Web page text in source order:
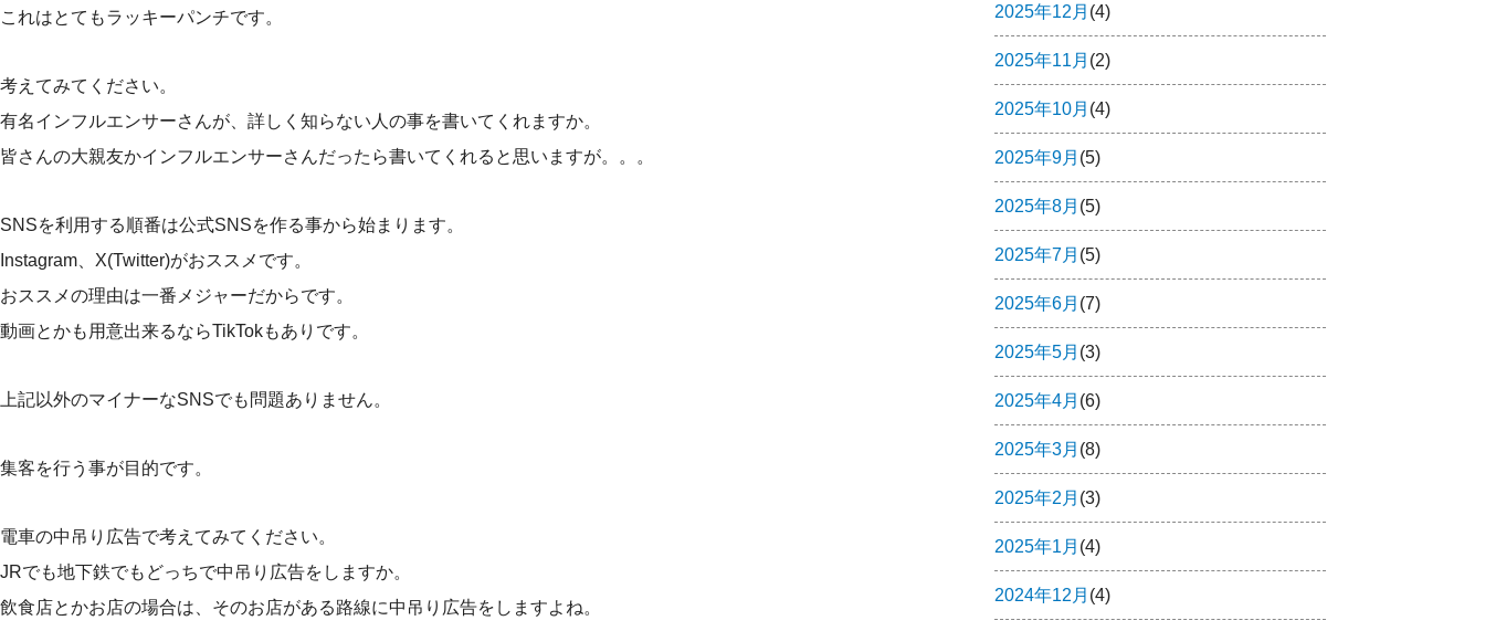
これはとてもラッキーパンチです。
考えてみてください。
有名インフルエンサーさんが、詳しく知らない人の事を書いてくれますか。
皆さんの大親友かインフルエンサーさんだったら書いてくれると思いますが。。。
SNSを利用する順番は公式SNSを作る事から始まります。
Instagram、X(Twitter)がおススメです。
おススメの理由は一番メジャーだからです。
動画とかも用意出来るならTikTokもありです。
上記以外のマイナーなSNSでも問題ありません。
集客を行う事が目的です。
電車の中吊り広告で考えてみてください。
JRでも地下鉄でもどっちで中吊り広告をしますか。
飲食店とかお店の場合は、そのお店がある路線に中吊り広告をしますよね。
2025年12月 (4)
2025年11月 (2)
2025年10月 (4)
2025年9月 (5)
2025年8月 (5)
2025年7月 (5)
2025年6月 (7)
2025年5月 (3)
2025年4月 (6)
2025年3月 (8)
2025年2月 (3)
2025年1月 (4)
2024年12月 (4)